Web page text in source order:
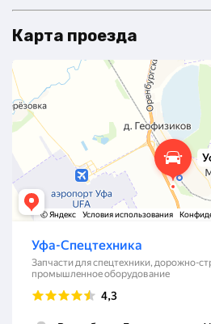
Карта проезда